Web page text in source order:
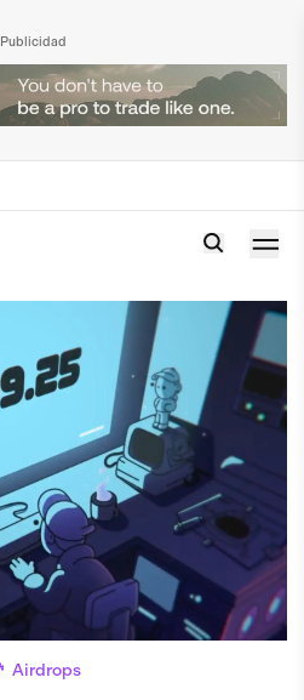
Publicidad
Airdrops